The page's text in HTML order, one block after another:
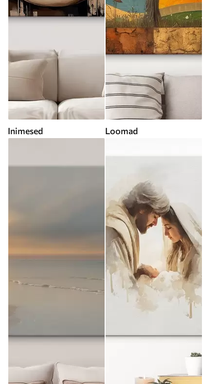
Inimesed Loomad